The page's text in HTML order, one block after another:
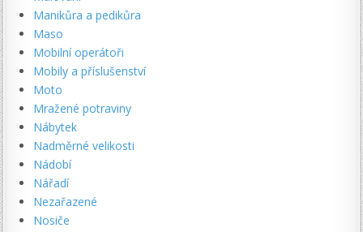
Manikůra a pedikůra
Maso
Mobilní operátoři
Mobily a příslušenství
Moto
Mražené potraviny
Nábytek
Nadměrné velikosti
Nádobí
Nářadí
Nezařazené
Nosiče